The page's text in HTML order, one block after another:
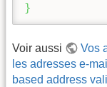
}
Voir aussi
Vos
les adresses e-
based address